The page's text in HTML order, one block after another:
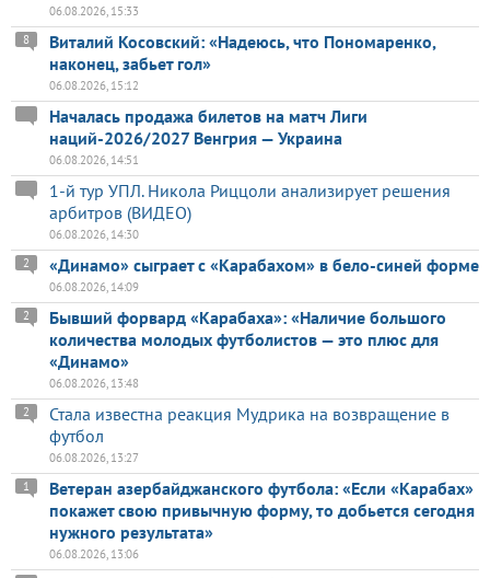
06.08.2026, 15:33
Виталий Косовский: «Надеюсь, что Пономаренко,
наконец, забьет гол»
8
06.08.2026, 15:12
Началась продажа билетов на матч Лиги
наций-2026/2027 Венгрия — Украина
06.08.2026, 14:51
1-й тур УПЛ. Никола Риццоли анализирует решения
арбитров (ВИДЕО)
06.08.2026, 14:30
«Динамо» сыграет с «Карабахом» в бело-синей форме
2
06.08.2026, 14:09
Бывший форвард «Карабаха»: «Наличие большого
количества молодых футболистов — это плюс для
«Динамо»
2
06.08.2026, 13:48
Стала известна реакция Мудрика на возвращение в
футбол
2
06.08.2026, 13:27
Ветеран азербайджанского футбола: «Если «Карабах»
покажет свою привычную форму, то добьется сегодня
нужного результата»
1
06.08.2026, 13:06